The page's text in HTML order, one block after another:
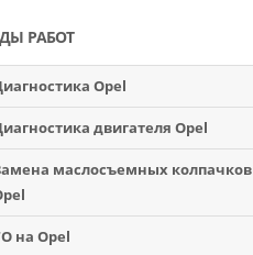
РАБОТ
Opel
двигателя Opel
маслосъемных колпачков
на Opel